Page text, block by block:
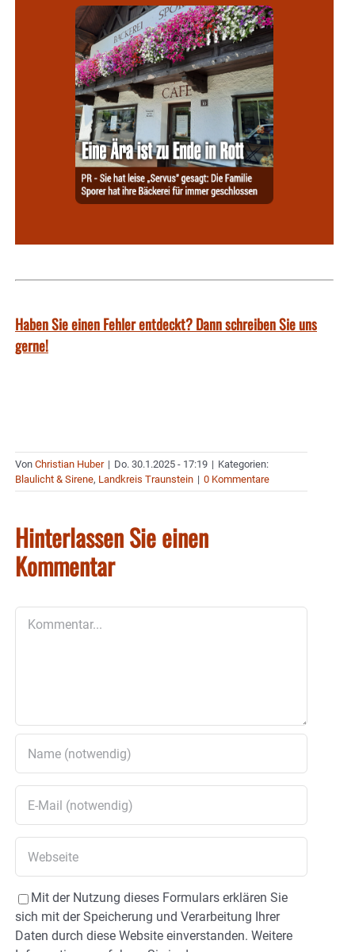
Haben Sie einen Fehler entdeckt? Dann schreiben Sie uns
gerne!
Von Christian Huber | Do. 30.1.2025 - 17:19 | Kategorien:
Blaulicht & Sirene, Landkreis Traunstein | 0 Kommentare
Hinterlassen Sie einen
Kommentar
Mit der Nutzung dieses Formulars erklären Sie
sich mit der Speicherung und Verarbeitung Ihrer
Daten durch diese Website einverstanden. Weitere